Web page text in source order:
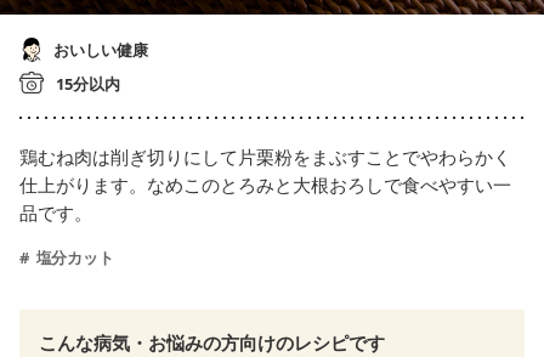
おいしい健康
15分以内
鶏むね肉は削ぎ切りにして片栗粉をまぶすことでやわらかく
仕上がります。なめこのとろみと大根おろしで食べやすい一
品です。
塩分カット
こんな病気・お悩みの方向けのレシピです